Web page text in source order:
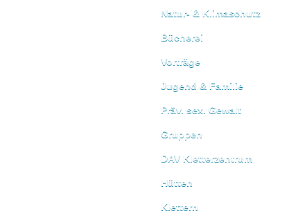
Natur- & Klimaschutz
Bücherei
Vorträge
Jugend & Familie
Präv. sex. Gewalt
Gruppen
DAV Kletterzentrum
Hütten
Klettern